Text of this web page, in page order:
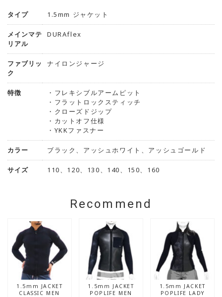
タイプ 1.5mm ジャケット
メインマテ
リアル
DURAflex
ファブリッ
ク
ナイロンジャージ
特徴
・フレキシブルアームピット
・フラットロックスティッチ
・クローズドジップ
・カットオフ仕様
・YKKファスナー
カラー ブラック、アッシュホワイト、アッシュゴールド
サイズ 110、120、130、140、150、160
Recommend
1.5mm JACKET
CLASSIC MEN
1.5mm JACKET
POPLIFE MEN
1.5mm JACKET
POPLIFE LADY